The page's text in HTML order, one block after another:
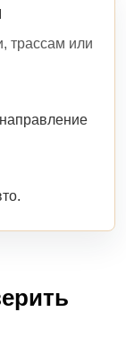
трассам или